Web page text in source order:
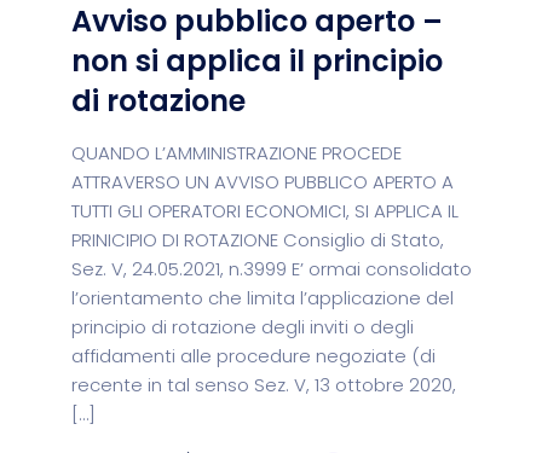
Avviso pubblico aperto –
non si applica il principio
di rotazione
QUANDO L’AMMINISTRAZIONE PROCEDE
ATTRAVERSO UN AVVISO PUBBLICO APERTO A
TUTTI GLI OPERATORI ECONOMICI, SI APPLICA IL
PRINICIPIO DI ROTAZIONE Consiglio di Stato,
Sez. V, 24.05.2021, n.3999 E’ ormai consolidato
l’orientamento che limita l’applicazione del
principio di rotazione degli inviti o degli
affidamenti alle procedure negoziate (di
recente in tal senso Sez. V, 13 ottobre 2020,
[…]